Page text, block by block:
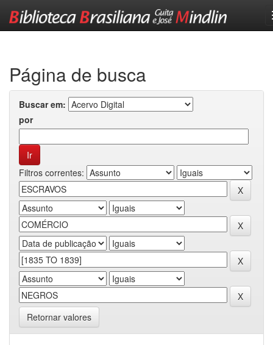
Página de busca
Buscar em:
por
Filtros correntes:
Retornar valores